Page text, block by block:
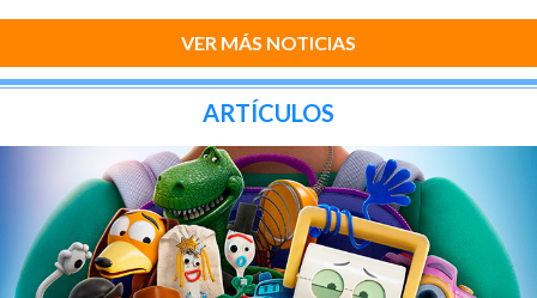
VER MÁS NOTICIAS
ARTÍCULOS